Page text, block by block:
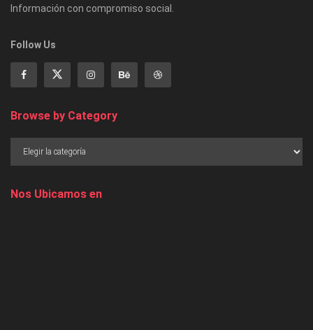
Información con compromiso social.
Follow Us
Browse by Category
Nos Ubicamos en